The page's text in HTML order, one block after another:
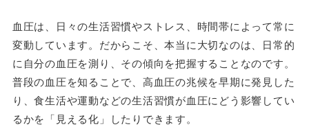
血圧は、日々の生活習慣やストレス、時間帯によって常に
変動しています。だからこそ、本当に大切なのは、日常的
に自分の血圧を測り、その傾向を把握することなのです。
普段の血圧を知ることで、高血圧の兆候を早期に発見した
り、食生活や運動などの生活習慣が血圧にどう影響してい
るかを「見える化」したりできます。